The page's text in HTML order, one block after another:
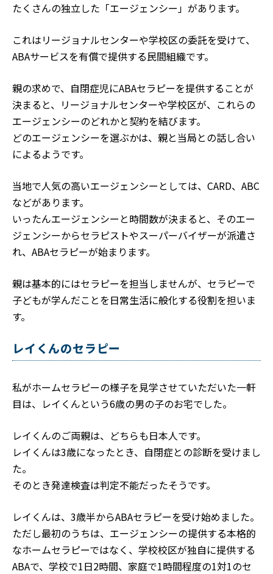
たくさんの独立した「エージェンシー」があります。
これはリージョナルセンターや学校区の委託を受けて、
ABAサービスを有償で提供する民間組織です。
親の求めで、自閉症児にABAセラピーを提供することが
決まると、リージョナルセンターや学校区が、これらの
エージェンシーのどれかと契約を結びます。
どのエージェンシーを選ぶかは、親と当局との話し合い
によるようです。
当地で人気の高いエージェンシーとしては、CARD、ABC
などがあります。
いったんエージェンシーと時間数が決まると、そのエー
ジェンシーからセラピストやスーパーバイザーが派遣さ
れ、ABAセラピーが始まります。
親は基本的にはセラピーを担当しませんが、セラピーで
子どもが学んだことを日常生活に般化する役割を担いま
す。
レイくんのセラピー
私がホームセラピーの様子を見学させていただいた一軒
目は、レイくんという6歳の男の子のお宅でした。
レイくんのご両親は、どちらも日本人です。
レイくんは3歳になったとき、自閉症との診断を受けまし
た。
そのとき発達検査は判定不能だったそうです。
レイくんは、3歳半からABAセラピーを受け始めました。
ただし最初のうちは、エージェンシーの提供する本格的
なホームセラピーではなく、学校校区が独自に提供する
ABAで、学校で1日2時間、家庭で1時間程度の1対1のセ